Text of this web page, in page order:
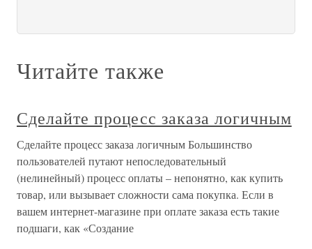
Читайте также
Сделайте процесс заказа логичным
Сделайте процесс заказа логичным Большинство
пользователей путают непоследовательный
(нелинейный) процесс оплаты – непонятно, как купить
товар, или вызывает сложности сама покупка. Если в
вашем интернет-магазине при оплате заказа есть такие
подшаги, как «Создание